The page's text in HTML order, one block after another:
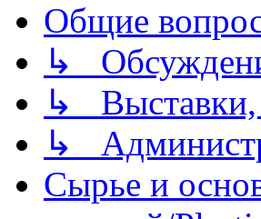
Общие
↳
↳ Выставки,
↳
Сырье и